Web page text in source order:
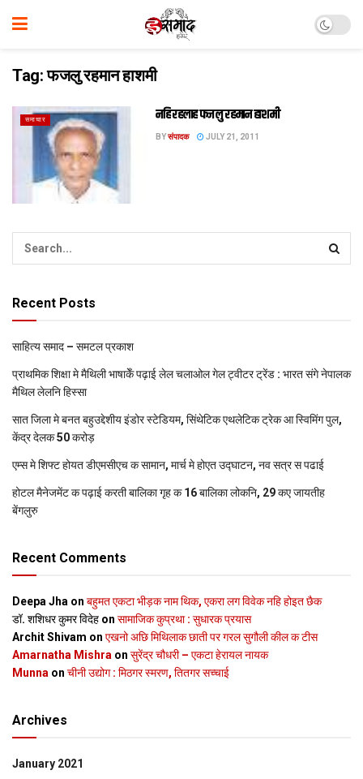
Tag:फजलु रहमान हाशमी
समाचार नहि रहलाह फजलु रहमान हाशमी
BYसंपादक JULY 21, 2011
Recent Posts
साहित्य समाद – समटल प्रकाश
प्राथमिक शि‍क्षा मे मैथि‍ली भाषाकेँ पढ़ाई लेल चलाओल गेल ट्वीटर ट्रेंड : भारत संगे नेपालक
मैथिल लेलनि हिस्सा
सात जिला मे बनत बहुउद्देशीय इंडोर स्‍टेडि‍यम, सिंथेटिक एथलेटिक ट्रेक आ स्विमिंग पुल,
केंद्र देलक 50 करोड़
एम्स मे शिफ्ट होयत डीएमसीएच क सामान, मार्च मे होएत उद्घाटन, नव सत्र स पढाई
होटल मैनेजमेंट क पढ़ाई करती बालिका गृह क 16 बालिका लोकनि, 29 कए जायतीह
बेंगलुरु
Recent Comments
Deepa Jha on बहुमत एकटा भीड़क नाम थिक, एकरा लग विवेक नहि होइत छैक
डॉ. शशिधर कुमर विदेह on सामाजिक कुप्रथा : सुधारक प्रयास
Archit Shivam on एखनो अछि मिथिलाक छाती पर गरल सुगौली कील क टीस
Amarnatha Mishra on सुरेंद्र चौधरी – एकटा हेरायल नायक
Munna on चीनी उद्योग : मिठगर स्‍मरण, तितगर सच्‍चाई
Archives
January 2021